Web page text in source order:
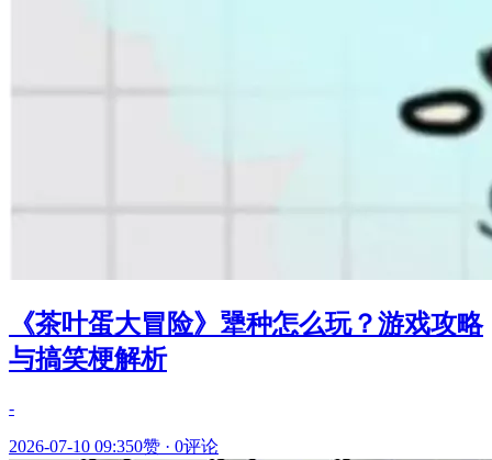
《茶叶蛋大冒险》犟种怎么玩？游戏攻略
与搞笑梗解析
-
2026-07-10 09:350赞 · 0评论